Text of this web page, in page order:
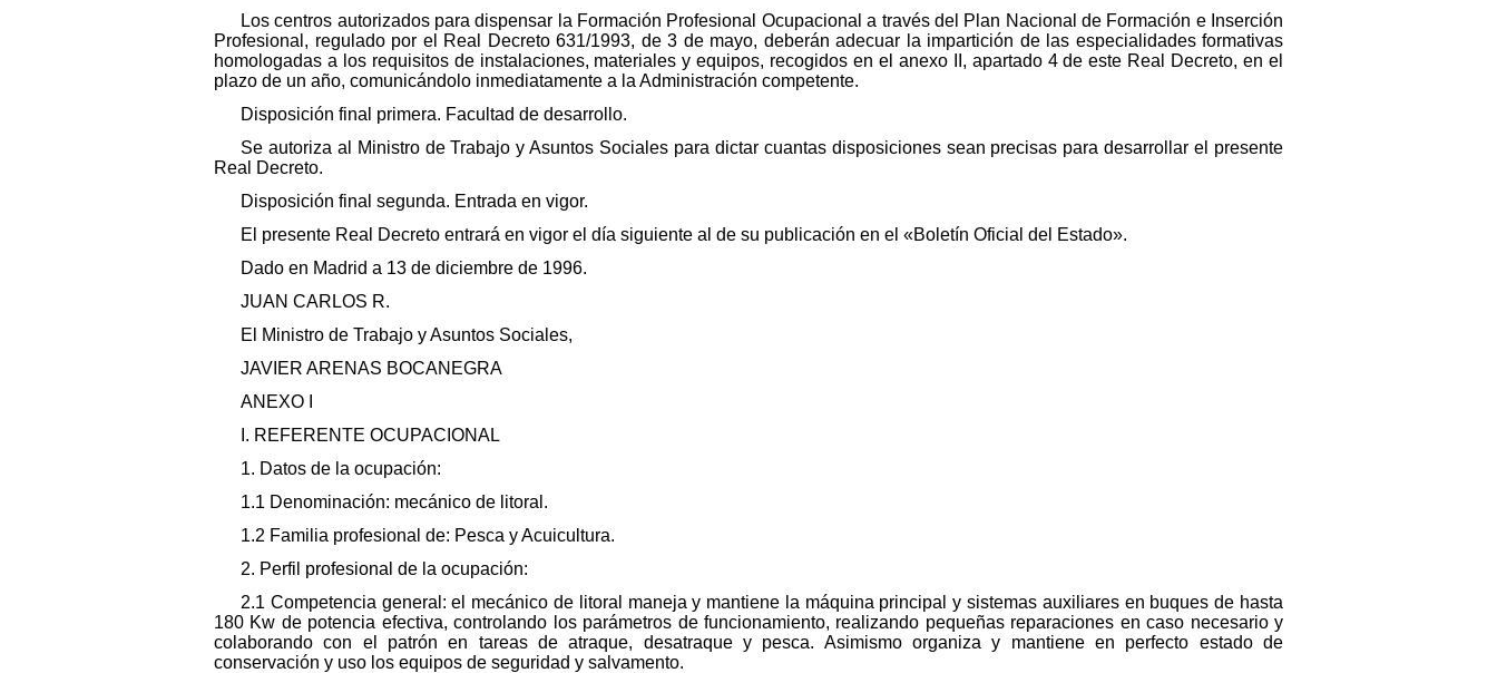
Los centros autorizados para dispensar la Formación Profesional Ocupacional a través del Plan Nacional de Formación e Inserción
Profesional, regulado por el Real Decreto 631/1993, de 3 de mayo, deberán adecuar la impartición de las especialidades formativas
homologadas a los requisitos de instalaciones, materiales y equipos, recogidos en el anexo II, apartado 4 de este Real Decreto, en el
plazo de un año, comunicándolo inmediatamente a la Administración competente.
Disposición final primera. Facultad de desarrollo.
Se autoriza al Ministro de Trabajo y Asuntos Sociales para dictar cuantas disposiciones sean precisas para desarrollar el presente
Real Decreto.
Disposición final segunda. Entrada en vigor.
El presente Real Decreto entrará en vigor el día siguiente al de su publicación en el «Boletín Oficial del Estado».
Dado en Madrid a 13 de diciembre de 1996.
JUAN CARLOS R.
El Ministro de Trabajo y Asuntos Sociales,
JAVIER ARENAS BOCANEGRA
ANEXO I
I. REFERENTE OCUPACIONAL
1. Datos de la ocupación:
1.1 Denominación: mecánico de litoral.
1.2 Familia profesional de: Pesca y Acuicultura.
2. Perfil profesional de la ocupación:
2.1 Competencia general: el mecánico de litoral maneja y mantiene la máquina principal y sistemas auxiliares en buques de hasta
180 Kw de potencia efectiva, controlando los parámetros de funcionamiento, realizando pequeñas reparaciones en caso necesario y
colaborando con el patrón en tareas de atraque, desatraque y pesca. Asimismo organiza y mantiene en perfecto estado de
conservación y uso los equipos de seguridad y salvamento.